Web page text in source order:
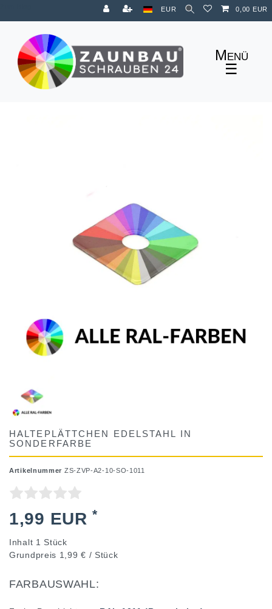
EUR 0,00 EUR
☰
HALTEPLÄTTCHEN EDELSTAHL IN
SONDERFARBE
Artikelnummer ZS-ZVP-A2-10-SO-1011
1,99 EUR*
Inhalt 1 Stück
Grundpreis 1,99 € / Stück
FARBAUSWAHL: